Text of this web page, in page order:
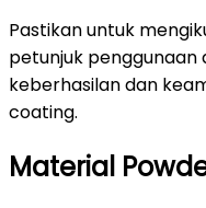
Pastikan untuk
petunjuk
keberhasilan dan
coating.
Material